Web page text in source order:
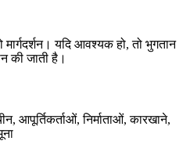
मार्गदर्शन। यदि आवश्यक हो, तो भुगतान
की जाती है।
आपूर्तिकर्ताओं, निर्माताओं, कारखाने,